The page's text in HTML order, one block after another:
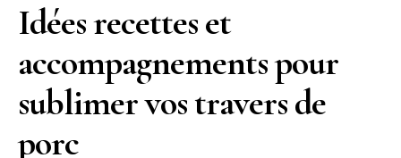
Idées recettes et
accompagnements pour
sublimer vos travers de
porc